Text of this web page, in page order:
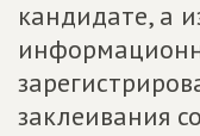
кандидате, а
заклеивания